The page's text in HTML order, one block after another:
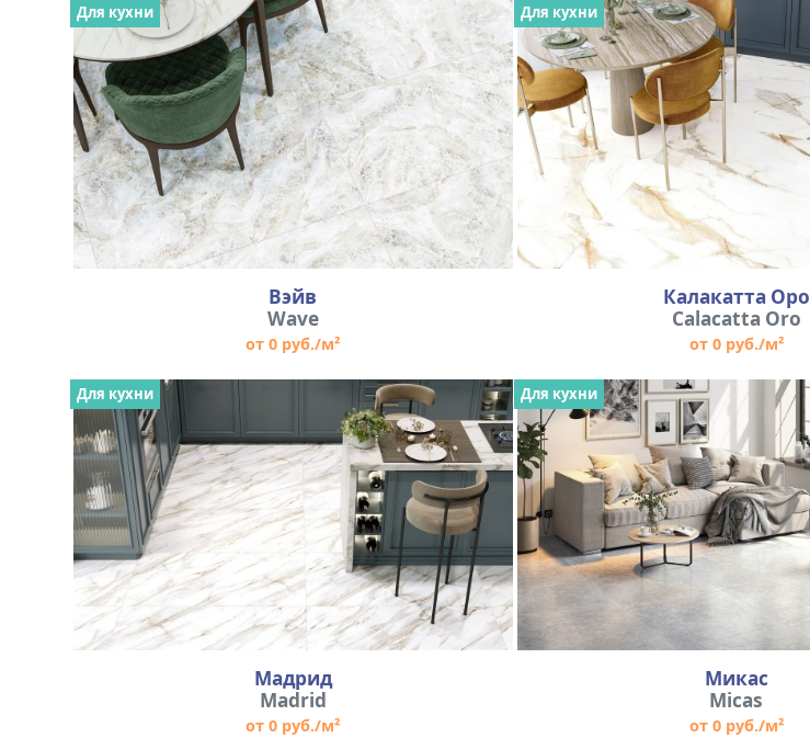
Вэйв
Wave
от 0 руб./м²
Для кухни
Калакатта Оро
Calacatta Oro
от 0 руб./м²
Для кухни
Мадрид
Madrid
от 0 руб./м²
Для кухни
Микас
Micas
от 0 руб./м²
Для кухни